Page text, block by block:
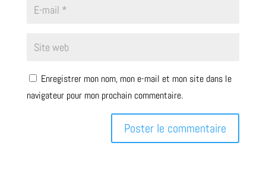
Enregistrer mon nom, mon e-mail et mon site dans le
navigateur pour mon prochain commentaire.